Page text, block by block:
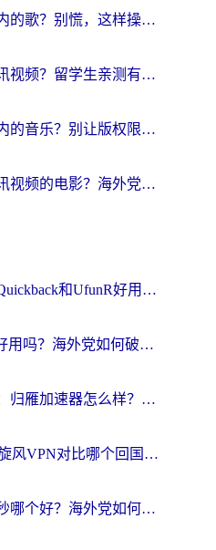
在国外无法听国内的歌？别慌，这样操作就能畅听QQ音乐（附亲测加速器推荐）
在国外如何看腾讯视频？留学生亲测有效的回国加速方案
在国外怎么听国内的音乐？别让版权限制断了你的华语歌单
怎么在国外看腾讯视频的电影？海外党亲测有效的回国加速指南
海外党别踩坑！Quickback和UfunR好用吗？选对回国加速器才能无缝刷国内资源
迅游和SpeedCN好用吗？海外党如何破解那道看不见的墙
海外党自救指南：归雁加速器怎么样？教你避开坑实现国内资源无缝访问
ChickCN VPN和旋风VPN对比哪个回国效果更好？海外用户的选择困境与出路
雷神手游和六毫秒哪个好？海外党如何真正解锁国内资源